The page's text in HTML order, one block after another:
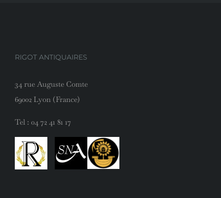
RIGOT ANTIQUAIRES
34 rue Auguste Comte
69002 Lyon (France)
Tel : 04 72 41 81 17